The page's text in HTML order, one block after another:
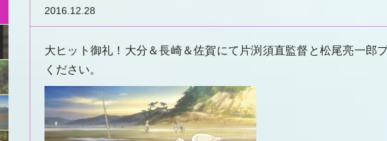
2016.12.28
大ヒット御礼！大分＆長崎＆佐賀にて片渕須直監督と松尾亮一郎
ください。